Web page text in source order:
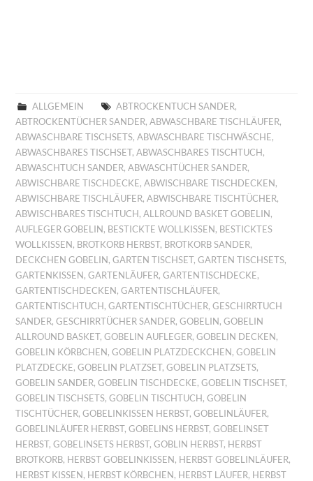
ALLGEMEIN ABTROCKENTUCH SANDER,
ABTROCKENTÜCHER SANDER,ABWASCHBARE TISCHLÄUFER,
ABWASCHBARE TISCHSETS,ABWASCHBARE TISCHWÄSCHE,
ABWASCHBARES TISCHSET,ABWASCHBARES TISCHTUCH,
ABWASCHTUCH SANDER,ABWASCHTÜCHER SANDER,
ABWISCHBARE TISCHDECKE,ABWISCHBARE TISCHDECKEN,
ABWISCHBARE TISCHLÄUFER,ABWISCHBARE TISCHTÜCHER,
ABWISCHBARES TISCHTUCH,ALLROUND BASKET GOBELIN,
AUFLEGER GOBELIN, BESTICKTE WOLLKISSEN, BESTICKTES
WOLLKISSEN, BROTKORB HERBST, BROTKORB SANDER,
DECKCHEN GOBELIN,GARTEN TISCHSET,GARTEN TISCHSETS,
GARTENKISSEN,GARTENLÄUFER,GARTENTISCHDECKE,
GARTENTISCHDECKEN,GARTENTISCHLÄUFER,
GARTENTISCHTUCH,GARTENTISCHTÜCHER,GESCHIRRTUCH
SANDER,GESCHIRRTÜCHER SANDER,GOBELIN,GOBELIN
ALLROUND BASKET,GOBELIN AUFLEGER,GOBELIN DECKEN,
GOBELIN KÖRBCHEN,GOBELIN PLATZDECKCHEN,GOBELIN
PLATZDECKE,GOBELIN PLATZSET,GOBELIN PLATZSETS,
GOBELIN SANDER,GOBELIN TISCHDECKE,GOBELIN TISCHSET,
GOBELIN TISCHSETS,GOBELIN TISCHTUCH,GOBELIN
TISCHTÜCHER,GOBELINKISSEN HERBST,GOBELINLÄUFER,
GOBELINLÄUFER HERBST,GOBELINS HERBST,GOBELINSET
HERBST,GOBELINSETS HERBST,GOBLIN HERBST, HERBST
BROTKORB, HERBST GOBELINKISSEN, HERBST GOBELINLÄUFER,
HERBST KISSEN, HERBST KÖRBCHEN, HERBST LÄUFER, HERBST